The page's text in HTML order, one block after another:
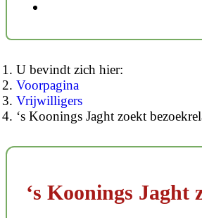
U bevindt zich hier:
Voorpagina
Vrijwilligers
‘s Koonings Jaght zoekt
‘s Koonings Jaght